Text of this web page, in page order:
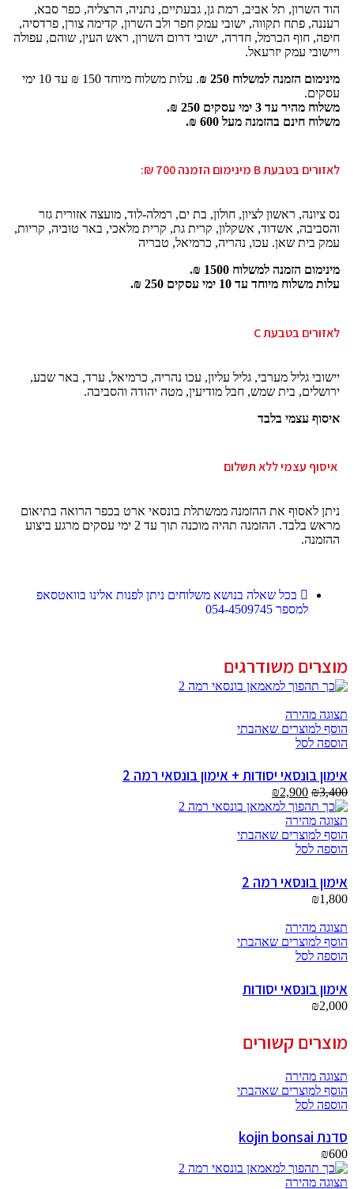
הוד השרון, תל אביב, רמת גן, גבעתיים, נתניה, הרצליה, כפר סבא,
רעננה, פתח תקווה, ישובי עמק חפר ולב השרון, קדימה צורן, פרדסיה,
חיפה, חוף הכרמל, חדרה, ישובי דרום השרון, ראש העין, שוהם, עפולה
ויישובי עמק יזרעאל.
מינימום הזמנה למשלוח 250 ₪
. עלות משלוח מיוחד 150 ₪ עד 10 ימי
עסקים.
משלוח מהיר עד 3 ימי עסקים 250 ₪.
משלוח חינם בהזמנה מעל 600 ₪.
לאזורים בטבעת B מינימום הזמנה 700 ₪:
נס ציונה, ראשון לציון, חולון, בת ים, רמלה-לוד, מועצה אזורית גזר
והסביבה, אשדוד, אשקלון, קרית גת, קרית מלאכי, באר טוביה, קריות,
עמק בית שאן. עכו, נהריה, כרמיאל, טבריה
מינימום הזמנה למשלוח 1500 ₪.
עלות משלוח מיוחד עד 10 ימי עסקים 250 ₪.
לאזורים בטבעת C
יישובי גליל מערבי, גליל עליון, עכו נהריה, כרמיאל, ערד, באר שבע,
ירושלים, בית שמש, חבל מודיעין, מטה יהודה והסביבה.
איסוף עצמי בלבד
איסוף עצמי ללא תשלום
ניתן לאסוף את ההזמנה ממשתלת בונסאי ארט בכפר הרואה בתיאום
מראש בלבד. ההזמנה תהיה מוכנה תוך עד 2 ימי עסקים מרגע ביצוע
ההזמנה.
בכל שאלה בנושא משלוחים ניתן לפנות אלינו בוואטסאפ
למספר 054-4509745
מוצרים משודרגים
תצוגה מהירה
הוסף למוצרים שאהבתי
הוספה לסל
אימון בונסאי יסודות + אימון בונסאי רמה 2
₪3,400
₪2,900
תצוגה מהירה
הוסף למוצרים שאהבתי
הוספה לסל
אימון בונסאי רמה 2
₪1,800
תצוגה מהירה
הוסף למוצרים שאהבתי
הוספה לסל
אימון בונסאי יסודות
₪2,000
מוצרים קשורים
תצוגה מהירה
הוסף למוצרים שאהבתי
הוספה לסל
סדנת kojin bonsai
₪600
תצוגה מהירה